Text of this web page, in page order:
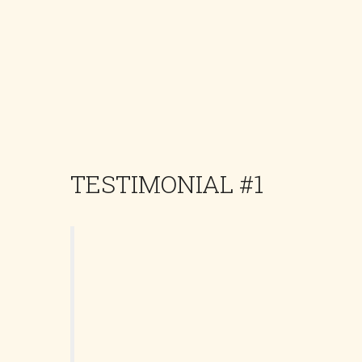
TESTIMONIAL #1